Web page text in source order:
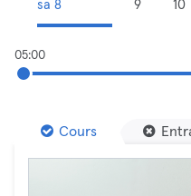
sa 8 9 10
05:00
Cours